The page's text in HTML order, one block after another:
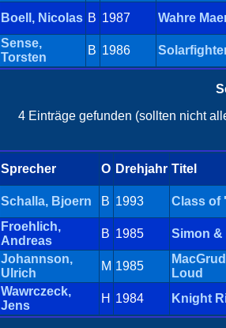
Boell, Nicolas B 1987
Wahre
Sense,
Torsten
B 1986
4 Einträge gefunden (sollten nicht
Sprecher O Drehjahr Titel
Schalla, Bjoern B 1993
Class of
Froehlich,
Andreas
B 1985
Simon &
Johannson,
Ulrich
M 1985
Loud
Wawrczeck,
Jens
H 1984 Knight